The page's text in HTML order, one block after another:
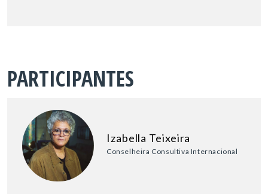
PARTICIPANTES
Izabella Teixeira
Conselheira Consultiva Internacional